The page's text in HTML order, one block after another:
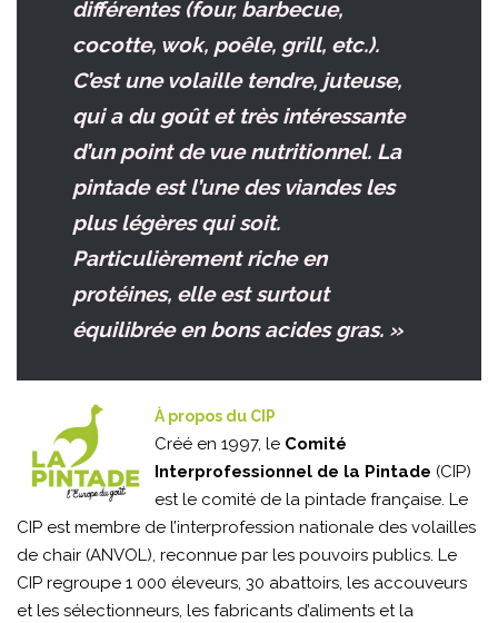
différentes (four, barbecue,
cocotte, wok, poêle, grill, etc.).
C’est une volaille tendre, juteuse,
qui a du goût et très intéressante
d’un point de vue nutritionnel. La
pintade est l’une des viandes les
plus légères qui soit.
Particulièrement riche en
protéines, elle est surtout
équilibrée en bons acides gras. »
À propos du CIP
Créé en 1997, le Comité
Interprofessionnel de la Pintade (CIP)
est le comité de la pintade française. Le
CIP est membre de l’interprofession nationale des volailles
de chair (ANVOL), reconnue par les pouvoirs publics. Le
CIP regroupe 1 000 éleveurs, 30 abattoirs, les accouveurs
et les sélectionneurs, les fabricants d’aliments et la